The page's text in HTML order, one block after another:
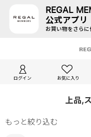
REGAL
公式アプリ
お買い物をさらに
ログイン お気に入り
上品,
もっと絞り込む